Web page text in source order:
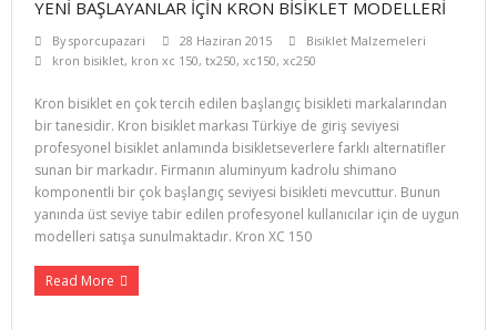
YENI BAŞLAYANLAR IÇIN KRON BISIKLET MODELLERI
Bysporcupazari 28 Haziran 2015
Bisiklet Malzemeleri
kron bisiklet, kron xc 150, tx250, xc150, xc250
Kron bisiklet en çok tercih edilen başlangıç bisikleti markalarından
bir tanesidir. Kron bisiklet markası Türkiye de giriş seviyesi
profesyonel bisiklet anlamında bisikletseverlere farklı alternatifler
sunan bir markadır. Firmanın aluminyum kadrolu shimano
komponentli bir çok başlangıç seviyesi bisikleti mevcuttur. Bunun
yanında üst seviye tabir edilen profesyonel kullanıcılar için de uygun
modelleri satışa sunulmaktadır. Kron XC 150
Read More